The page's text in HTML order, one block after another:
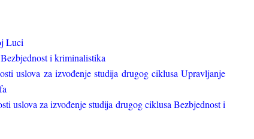
Luci
i kriminalistika
uslova za izvođenje studija drugog ciklusa Upravljanje
uslova za izvođenje studija drugog ciklusa Bezbjednost i